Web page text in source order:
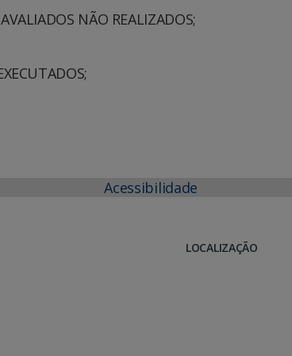
NÃO REALIZADOS;
Acessibilidade
LOCALIZAÇÃO